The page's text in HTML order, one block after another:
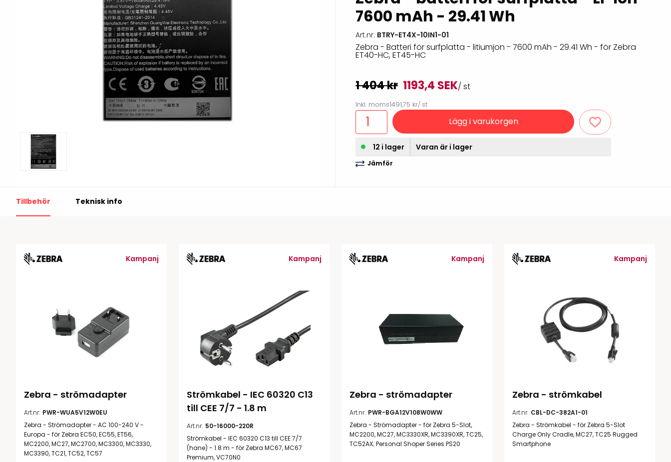
Etiketthållare och tillbehör
Förbrukning
bläckstråleskrivare
Varningsetiketter
Tillbehör truckdatorer
RFID Handdatorer
Fasta RFID Läsare
RFID Streckkodsläsare
Rondering och verifiering
7600 mAh - 29.41 Wh
Art.nr: BTRY-ET4X-10IN1-01
Zebra - Batteri för surfplatta - litiumjon - 7600 mAh - 29.41 Wh - för Zebra
ET40-HC, ET45-HC
1 404 kr 1193,4 SEK/ st
Inkl. moms1491,75 kr/ st
Lägg i varukorgen
12 i lager Varan är i lager
Jämför
Tillbehör Teknisk info
Kampanj
Zebra - strömadapter
Art.nr: PWR-WUA5V12W0EU
Zebra - Strömadapter - AC 100-240 V -
Europa - för Zebra EC50, EC55, ET56,
MC2200, MC27, MC2700, MC3300, MC3330,
MC3390, TC21, TC52, TC57
Kampanj
Strömkabel - IEC 60320 C13
till CEE 7/7 - 1.8 m
Art.nr: 50-16000-220R
Strömkabel - IEC 60320 C13 till CEE 7/7
(hane) - 1.8 m - för Zebra MC67, MC67
Premium, VC70N0
Kampanj
Zebra - strömadapter
Art.nr: PWR-BGA12V108W0WW
Zebra - Strömadapter - för Zebra 5-Slot,
MC2200, MC27, MC3330XR, MC3390XR, TC25,
TC52AX; Personal Shoper Series PS20
Kampanj
Zebra - strömkabel
Art.nr: CBL-DC-382A1-01
Zebra - Strömkabel - för Zebra 5-Slot
Charge Only Cradle, MC27, TC25 Rugged
Smartphone